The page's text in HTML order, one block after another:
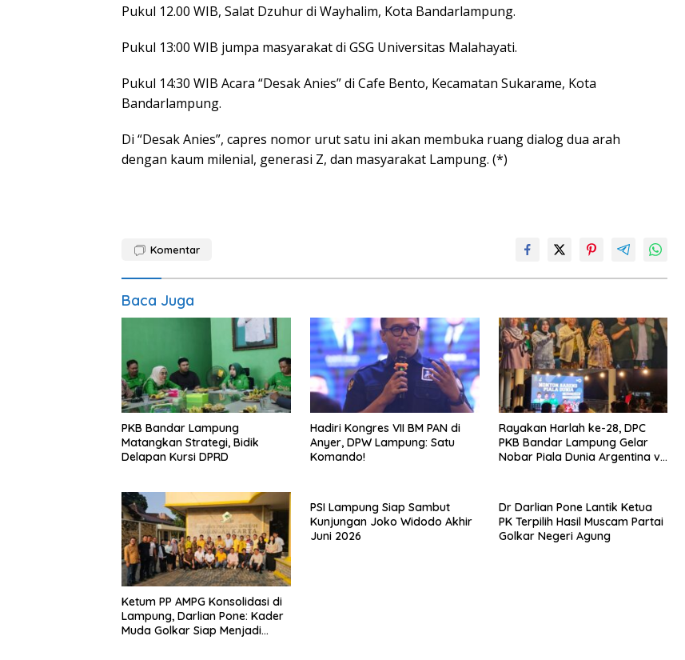
Pukul 12.00 WIB, Salat Dzuhur di Wayhalim, Kota Bandarlampung.
Pukul 13:00 WIB jumpa masyarakat di GSG Universitas Malahayati.
Pukul 14:30 WIB Acara “Desak Anies” di Cafe Bento, Kecamatan Sukarame, Kota
Bandarlampung.
Di “Desak Anies”, capres nomor urut satu ini akan membuka ruang dialog dua arah
dengan kaum milenial, generasi Z, dan masyarakat Lampung. (*)
Komentar
Baca Juga
PKB Bandar Lampung
Matangkan Strategi, Bidik
Delapan Kursi DPRD
Hadiri Kongres VII BM PAN di
Anyer, DPW Lampung: Satu
Komando!
Rayakan Harlah ke-28, DPC
PKB Bandar Lampung Gelar
Nobar Piala Dunia Argentina vs
Ketum PP AMPG Konsolidasi di
Lampung, Darlian Pone: Kader
Muda Golkar Siap Menjadi
PSI Lampung Siap Sambut
Kunjungan Joko Widodo Akhir
Juni 2026
Dr Darlian Pone Lantik Ketua
PK Terpilih Hasil Muscam Partai
Golkar Negeri Agung